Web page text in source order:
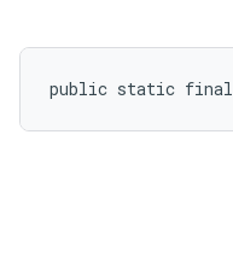
public static final